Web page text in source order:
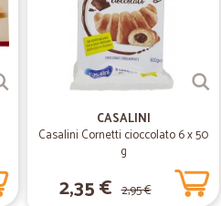
CASALINI
Casalini Cornetti cioccolato 6 x 50
g
2,35 € 2,95 €